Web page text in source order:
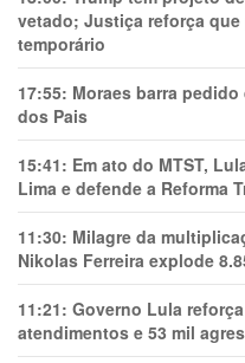
vetado; Justiça reforça
temporário
17:55: Moraes barra
dos Pais
15:41: Em ato do MTST,
Lima e defende a Reforma
11:30: Milagre da
Nikolas Ferreira explode
11:21: Governo Lula
atendimentos e 53 mil